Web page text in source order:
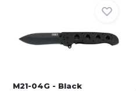
M21-04G - Black